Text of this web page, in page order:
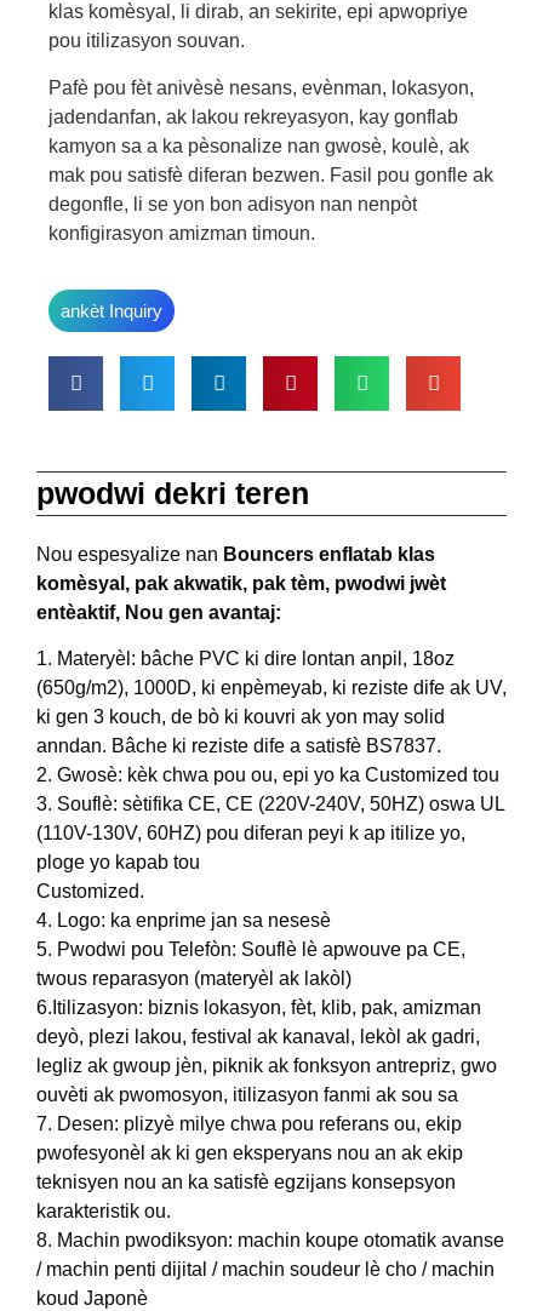
klas komèsyal, li dirab, an sekirite, epi apwopriye
pou itilizasyon souvan.
Pafè pou fèt anivèsè nesans, evènman, lokasyon,
jadendanfan, ak lakou rekreyasyon, kay gonflab
kamyon sa a ka pèsonalize nan gwosè, koulè, ak
mak pou satisfè diferan bezwen. Fasil pou gonfle ak
degonfle, li se yon bon adisyon nan nenpòt
konfigirasyon amizman timoun.
ankèt Inquiry
pwodwi dekri teren
Nou espesyalize nan Bouncers enflatab klas
komèsyal, pak akwatik, pak tèm, pwodwi jwèt
entèaktif, Nou gen avantaj:
1. Materyèl: bâche PVC ki dire lontan anpil, 18oz
(650g/m2), 1000D, ki enpèmeyab, ki reziste dife ak UV,
ki gen 3 kouch, de bò ki kouvri ak yon may solid
anndan. Bâche ki reziste dife a satisfè BS7837.
2. Gwosè: kèk chwa pou ou, epi yo ka Customized tou
3. Souflè: sètifika CE, CE (220V-240V, 50HZ) oswa UL
(110V-130V, 60HZ) pou diferan peyi k ap itilize yo,
ploge yo kapab tou
Customized.
4. Logo: ka enprime jan sa nesesè
5. Pwodwi pou Telefòn: Souflè lè apwouve pa CE,
twous reparasyon (materyèl ak lakòl)
6.Itilizasyon: biznis lokasyon, fèt, klib, pak, amizman
deyò, plezi lakou, festival ak kanaval, lekòl ak gadri,
legliz ak gwoup jèn, piknik ak fonksyon antrepriz, gwo
ouvèti ak pwomosyon, itilizasyon fanmi ak sou sa
7. Desen: plizyè milye chwa pou referans ou, ekip
pwofesyonèl ak ki gen eksperyans nou an ak ekip
teknisyen nou an ka satisfè egzijans konsepsyon
karakteristik ou.
8. Machin pwodiksyon: machin koupe otomatik avanse
/ machin penti dijital / machin soudeur lè cho / machin
koud Japonè